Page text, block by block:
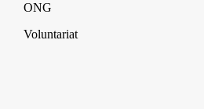
ONG
Voluntariat